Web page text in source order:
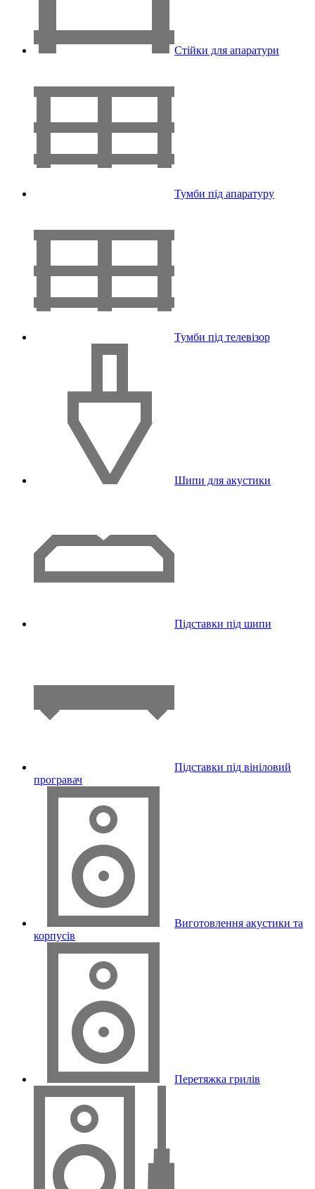
Стійки для апаратури
Тумби під апаратуру
Тумби під телевізор
Шипи для акустики
Підставки під шипи
Підставки під вініловий
програвач
Виготовлення акустики та
корпусів
Перетяжка грилів